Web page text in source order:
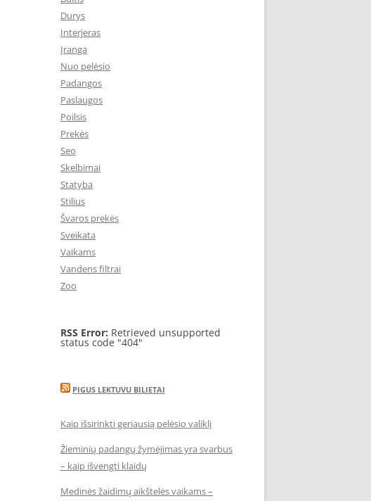
Durys
Interjeras
Įranga
Nuo pelėsio
Padangos
Paslaugos
Poilsis
Prekės
Seo
Skelbimai
Statyba
Stilius
Švaros prekės
Sveikata
Vaikams
Vandens filtrai
Zoo
RSS Error: Retrieved unsupported
status code "404"
PIGUS LEKTUVU BILIETAI
Kaip išsirinkti geriausią pelėsio valiklį
Žieminių padangų žymėjimas yra svarbus
– kaip išvengti klaidų
Medinės žaidimų aikštelės vaikams –